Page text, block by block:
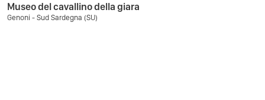
Museo del cavallino della giara
Genoni - Sud Sardegna (SU)